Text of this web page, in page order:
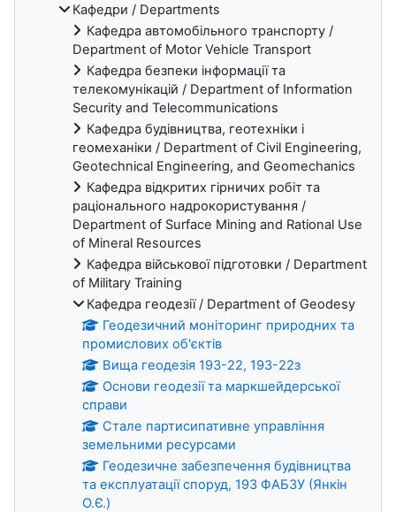
Кафедри / Departments
Кафедра автомобільного транспорту /
Department of Motor Vehicle Transport
Кафедра безпеки інформації та
телекомунікацій / Department of Information
Security and Telecommunications
Кафедра будівництва, геотехніки і
геомеханіки / Department of Civil Engineering,
Geotechnical Engineering, and Geomechanics
Кафедра відкритих гірничих робіт та
раціонального надрокористування /
Department of Surface Mining and Rational Use
of Mineral Resources
Кафедра військової підготовки / Department
of Military Training
Кафедра геодезії / Department of Geodesy
Геодезичний моніторинг природних та
промислових об'єктів
Вища геодезія 193-22, 193-22з
Основи геодезії та маркшейдерської
справи
Стале партисипативне управління
земельними ресурсами
Геодезичне забезпечення будівництва
та експлуатації споруд, 193 ФАБЗУ (Янкін
О.Є.)